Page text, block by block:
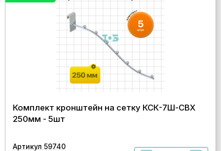
Комплект кронштейн на сетку КСК-7Ш-СВХ
250мм - 5шт
Артикул 59740